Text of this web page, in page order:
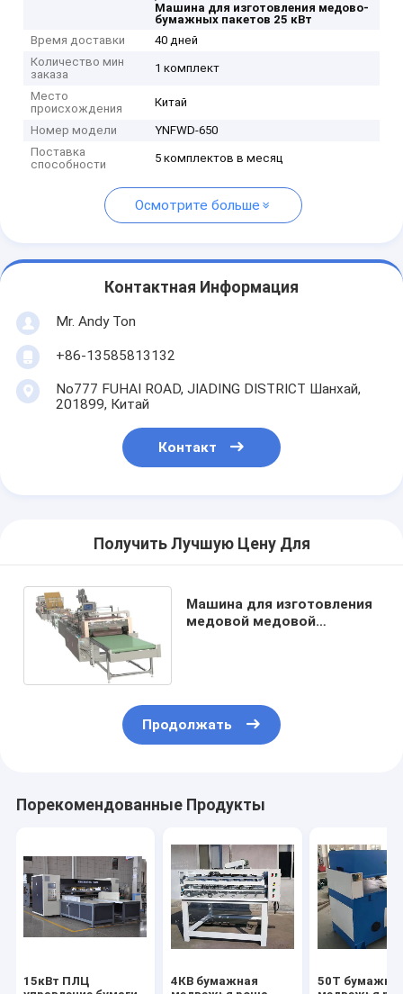
Машина для изготовления медово-
бумажных пакетов 25 кВт
Время доставки
40 дней
Количество мин
заказа
1 комплект
Место
происхождения
Китай
Номер модели
YNFWD-650
Поставка
способности
5 комплектов в месяц
Осмотрите больше
Контактная Информация
Mr. Andy Ton
+86-13585813132
No777 FUHAI ROAD, JIADING DISTRICT Шанхай,
201899, Китай
Контакт
Получить Лучшую Цену Для
Машина для изготовления
медовой медовой
Продолжать
Порекомендованные Продукты
15кВт ПЛЦ
4КВ бумажная
50Т